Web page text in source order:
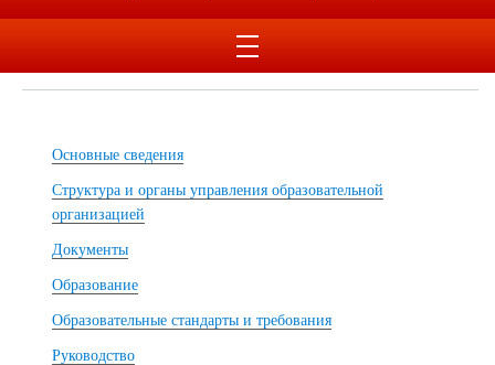
Основные сведения
Структура и органы управления образовательной
организацией
Документы
Образование
Образовательные стандарты и требования
Руководство